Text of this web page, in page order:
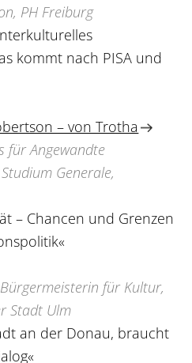
PH Freiburg
kommt nach PISA und
– von Trotha
für Angewandte
Generale,
– Chancen und Grenzen
Bürgermeisterin für Kultur,
Stadt Ulm
an der Donau, braucht